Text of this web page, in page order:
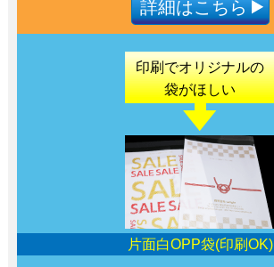
詳細はこちら
印刷でオリジナルの
袋がほしい
片面白OPP袋(印刷OK)